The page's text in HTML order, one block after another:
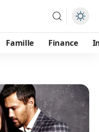
Famille Finance